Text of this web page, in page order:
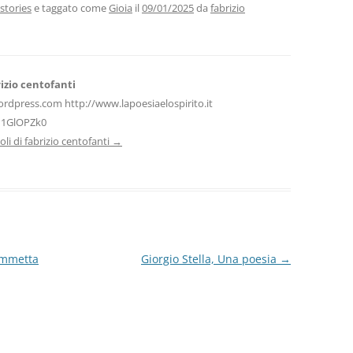
vie taggato comeGioia il09/01/2025da fabrizio
centofanti
http://www.lapoesiaelospirito.it
di fabrizio centofanti →
Giorgio Stella, Una poesia →